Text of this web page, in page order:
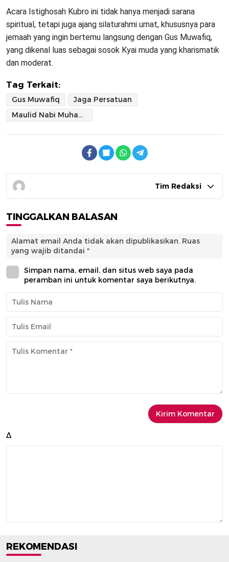
Acara Istighosah Kubro ini tidak hanya menjadi sarana
spiritual, tetapi juga ajang silaturahmi umat, khususnya para
jemaah yang ingin bertemu langsung dengan Gus Muwafiq,
yang dikenal luas sebagai sosok Kyai muda yang kharismatik
dan moderat.
Tag Terkait:
Gus Muwafiq
Jaga Persatuan
Maulid Nabi Muhammad SAW
Tim Redaksi
TINGGALKAN BALASAN
Alamat email Anda tidak akan dipublikasikan. Ruas
yang wajib ditandai *
Simpan nama, email, dan situs web saya pada
peramban ini untuk komentar saya berikutnya.
Δ
REKOMENDASI